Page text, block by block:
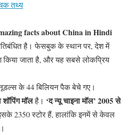
तथ्य
facts about China in Hindi
है। फेसबुक के स्थान पर, देश में
किया जाता है, और यह सबसे लोकप्रिय
के 44 बिलियन पैक बेचे गए।
मॉलहै। ‘द न्यू चाइना मॉल’ 2005 से
2350 स्टोर हैं, हालांकि इनमें से केवल